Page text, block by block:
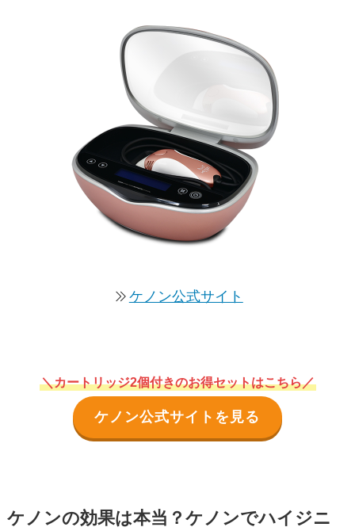
ケノン公式サイト
＼カートリッジ2個付きのお得セットはこちら／
ケノン公式サイトを見る
ケノンの効果は本当？ケノンでハイジニ